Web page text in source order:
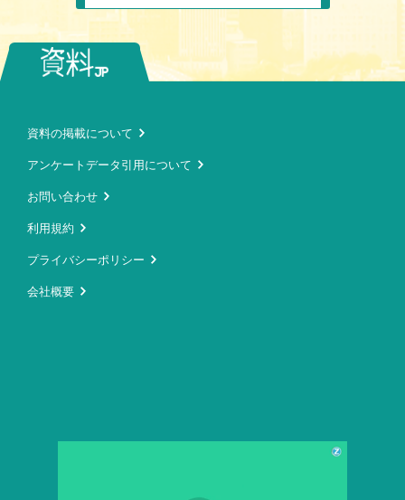
資料の掲載について
アンケートデータ引用について
お問い合わせ
利用規約
プライバシーポリシー
会社概要